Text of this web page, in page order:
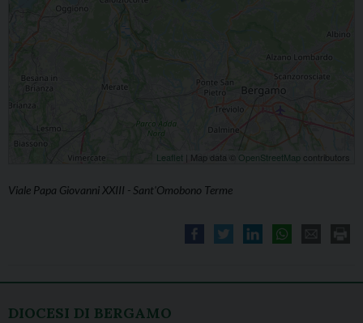
Leaflet | Map data © OpenStreetMap contributors
Viale Papa Giovanni XXIII - Sant'Omobono Terme
DIOCESI DI BERGAMO